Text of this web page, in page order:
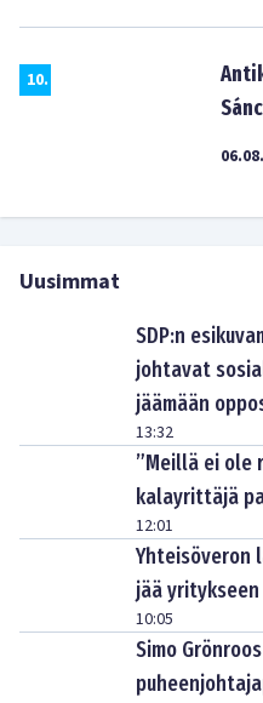
10.
Uusimmat
SDP:n
johtavat
jäämään
13:32
”Meillä ei ole
kalayrittäjä
12:01
Yhteisöveron
jää
10:05
Simo